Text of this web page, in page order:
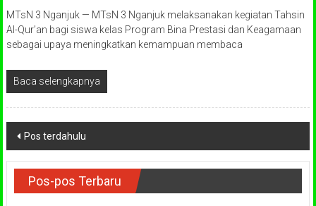
MTsN 3 Nganjuk — MTsN 3 Nganjuk melaksanakan kegiatan Tahsin
Al-Qur’an bagi siswa kelas Program Bina Prestasi dan Keagamaan
sebagai upaya meningkatkan kemampuan membaca
Baca selengkapnya
Navigasi
pos
Pos terdahulu
Pos-pos Terbaru